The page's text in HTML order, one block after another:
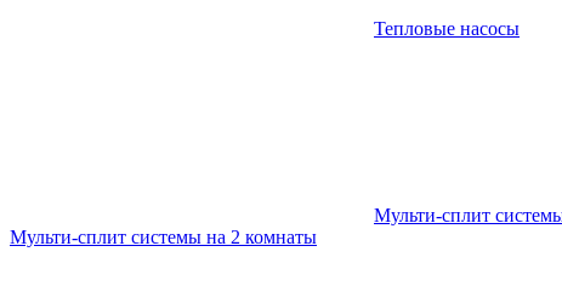
Тепловые насосы
Мульти-сплит
Мульти-сплит системы на 2 комнаты